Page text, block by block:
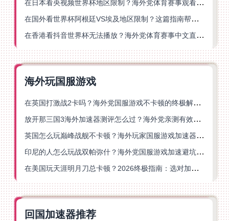
在日本看央视频世界杯地区限制？海外党体育赛事观看终极指南
在国外看世界杯阿根廷VS埃及地区限制？这篇指南帮你搞定中文直播+解说
在香港看抖音世界杯无法播放？海外党体育赛事中文直播终极指南
海外玩国服游戏
在英国打激战2卡吗？海外党国服游戏不卡顿的终极解决方案
放开那三国3海外加速器测评怎么过？海外党亲测有效的国服游戏加速指南
英国怎么玩巅峰战舰不卡顿？海外玩家国服游戏加速器终极指南
印尼的人怎么玩战双帕弥什？海外党国服游戏加速避坑指南
在美国玩天涯明月刀总卡顿？2026终极指南：选对加速器让你丝滑连招
回国加速器推荐